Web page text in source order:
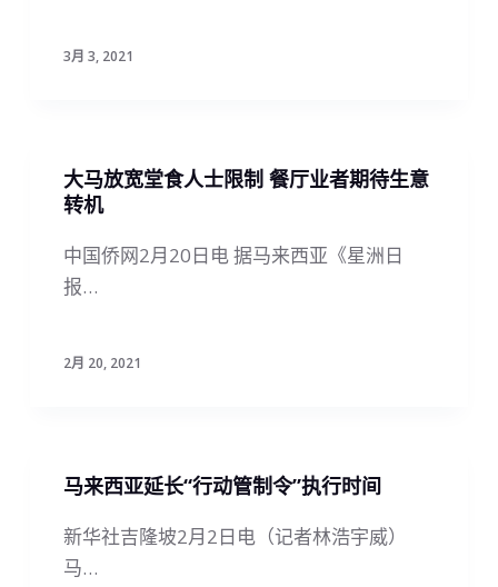
3月 3, 2021
大马放宽堂食人士限制 餐厅业者期待生意
转机
中国侨网2月20日电 据马来西亚《星洲日
报…
2月 20, 2021
马来西亚延长“行动管制令”执行时间
新华社吉隆坡2月2日电（记者林浩宇威）
马…